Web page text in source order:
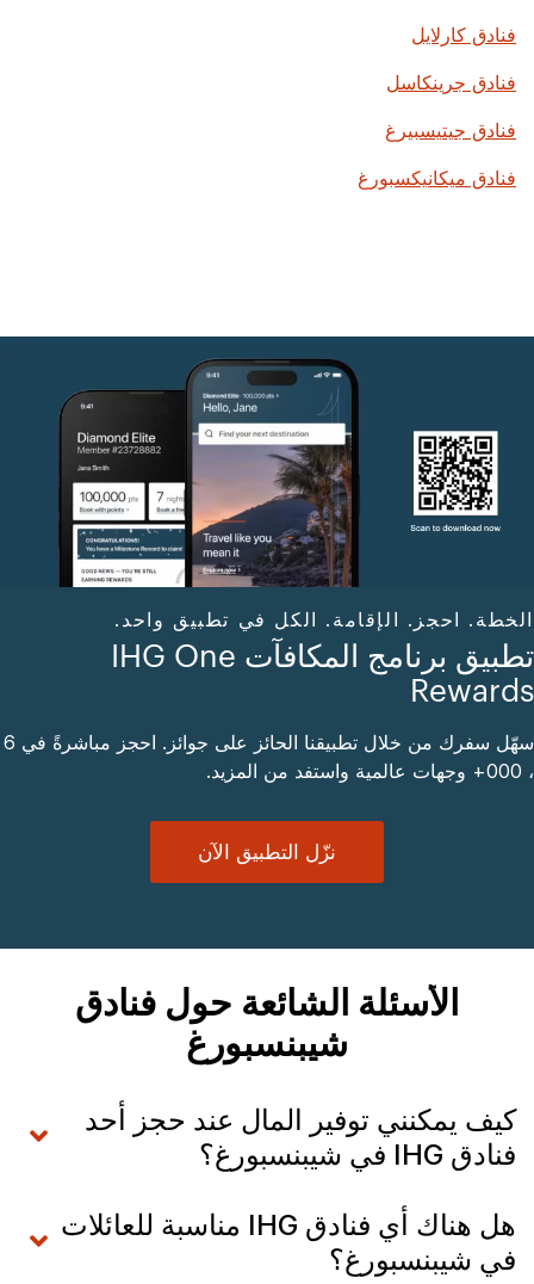
فنادق كارلايل
فنادق جرينكاسل
فنادق جيتيسبيرغ
فنادق ميكانيكسبورغ
الخطة. احجز. الإقامة. الكل في تطبيق واحد.
تطبيق برنامج المكافآت IHG One
Rewards
سهّل سفرك من خلال تطبيقنا الحائز على جوائز. احجز مباشرةً في 6
، 000+ وجهات عالمية واستفد من المزيد.
نزّل التطبيق الآن
الأسئلة الشائعة حول فنادق
شيبنسبورغ
كيف يمكنني توفير المال عند حجز أحد
فنادق IHG في شيبنسبورغ؟
هل هناك أي فنادق IHG مناسبة للعائلات
في شيبنسبورغ؟